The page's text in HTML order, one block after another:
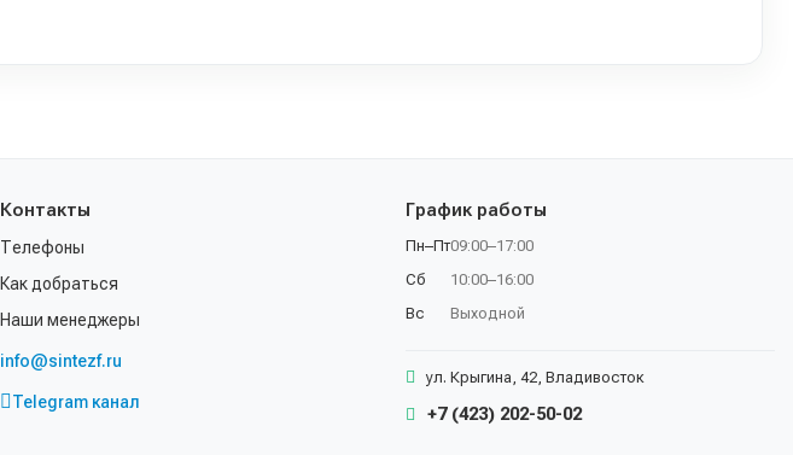
Контакты
Телефоны
Как добраться
Наши менеджеры
info@sintezf.ru
Telegram канал
График работы
Пн–Пт
Сб
Вс
09:00–17:00
10:00–16:00
Выходной
ул. Крыгина, 42, Владивосток
+7 (423) 202-50-02